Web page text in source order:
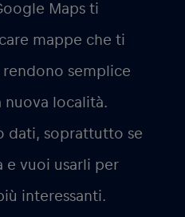
Maps ti
mappe che ti
semplice
nuova località.
dati, soprattutto se
e vuoi usarli per
interessanti.